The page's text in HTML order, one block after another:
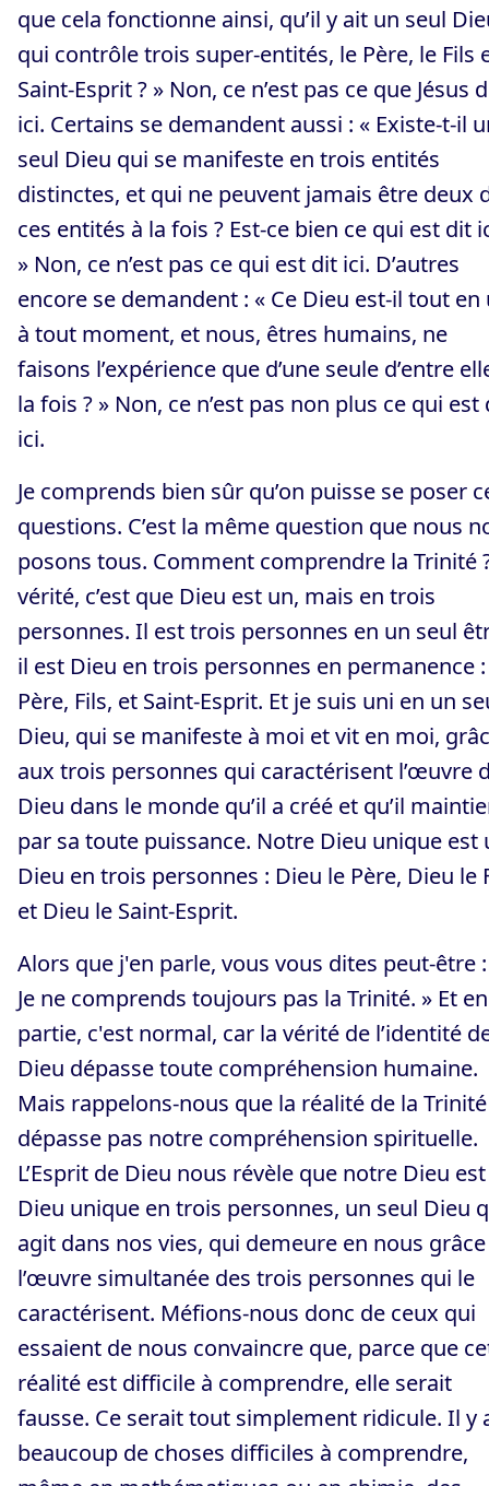
que cela fonctionne ainsi, qu’il y ait un seul
qui contrôle trois super-entités, le Père, le Fils
Saint-Esprit ? » Non, ce n’est pas ce que Jésus
ici. Certains se demandent aussi : « Existe-t-il
seul Dieu qui se manifeste en trois entités
distinctes, et qui ne peuvent jamais être deux
ces entités à la fois ? Est-ce bien ce qui est dit
» Non, ce n’est pas ce qui est dit ici. D’autres
encore se demandent : « Ce Dieu est-il tout en
à tout moment, et nous, êtres humains, ne
faisons l’expérience que d’une seule d’entre
la fois ? » Non, ce n’est pas non plus ce qui est
ici.
Je comprends bien sûr qu’on puisse se poser
questions. C’est la même question que nous
posons tous. Comment comprendre la Trinité
vérité, c’est que Dieu est un, mais en trois
personnes. Il est trois personnes en un seul
il est Dieu en trois personnes en permanence :
Père, Fils, et Saint-Esprit. Et je suis uni en un
Dieu, qui se manifeste à moi et vit en moi,
aux trois personnes qui caractérisent l’œuvre
Dieu dans le monde qu’il a créé et qu’il
par sa toute puissance. Notre Dieu unique est
Dieu en trois personnes : Dieu le Père, Dieu le
et Dieu le Saint-Esprit.
Alors que j'en parle, vous vous dites peut-être
Je ne comprends toujours pas la Trinité. » Et en
partie, c'est normal, car la vérité de l’identité
Dieu dépasse toute compréhension humaine.
Mais rappelons-nous que la réalité de la
dépasse pas notre compréhension spirituelle.
L’Esprit de Dieu nous révèle que notre Dieu
Dieu unique en trois personnes, un seul Dieu
agit dans nos vies, qui demeure en nous
l’œuvre simultanée des trois personnes qui le
caractérisent. Méfions-nous donc de ceux qui
essaient de nous convaincre que, parce que
réalité est difficile à comprendre, elle serait
fausse. Ce serait tout simplement ridicule. Il y
beaucoup de choses difficiles à comprendre,